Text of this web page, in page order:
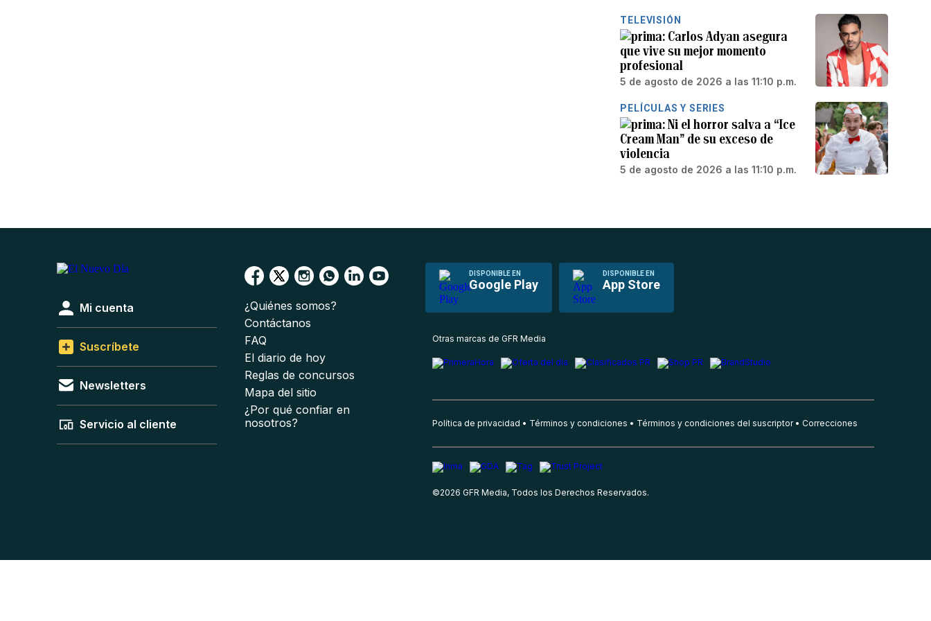
TELEVISIÓN
Carlos Adyan asegura
que vive su mejor momento
profesional
5 de agosto de 2026 a las 11:10 p.m.
PELÍCULAS Y SERIES
Ni el horror salva a “Ice
Cream Man” de su exceso de
violencia
5 de agosto de 2026 a las 11:10 p.m.
DISPONIBLE EN
Google Play
DISPONIBLE EN
App Store
Mi cuenta
Suscríbete
Newsletters
Servicio al cliente
¿Quiénes somos?
Contáctanos
FAQ
El diario de hoy
Reglas de concursos
Mapa del sitio
¿Por qué confiar en
nosotros?
Otras marcas de GFR Media
Política de privacidad Términos y condiciones Términos y condiciones del suscriptor Correcciones
©2026 GFR Media, Todos los Derechos Reservados.